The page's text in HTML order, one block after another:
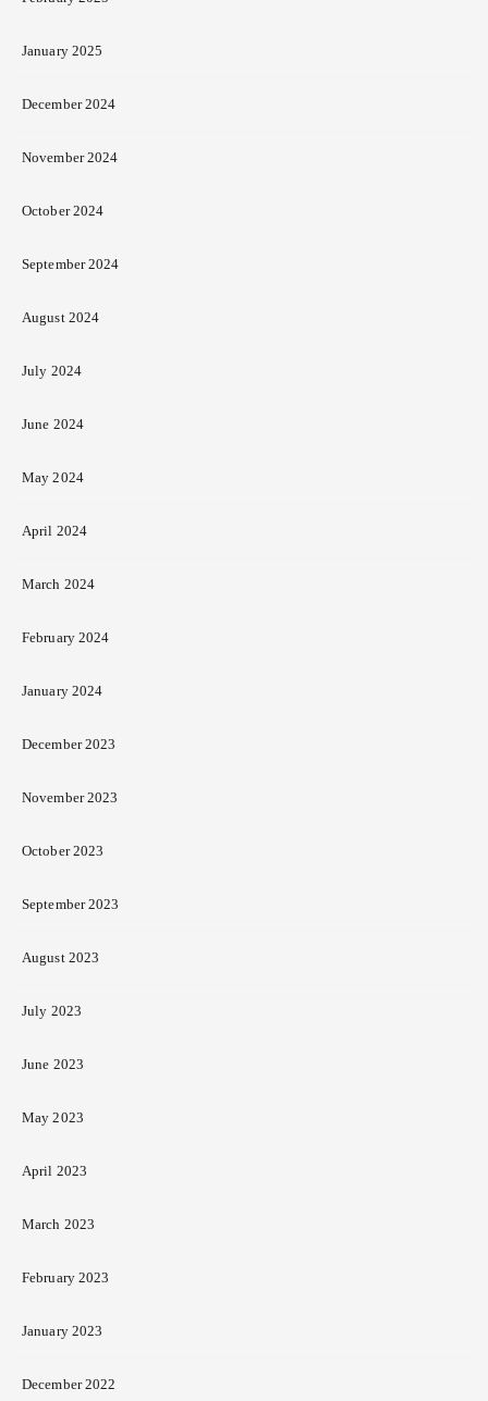
January 2025
December 2024
November 2024
October 2024
September 2024
August 2024
July 2024
June 2024
May 2024
April 2024
March 2024
February 2024
January 2024
December 2023
November 2023
October 2023
September 2023
August 2023
July 2023
June 2023
May 2023
April 2023
March 2023
February 2023
January 2023
December 2022